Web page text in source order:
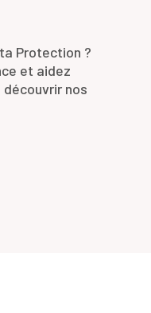
Protection ?
et aidez
nos